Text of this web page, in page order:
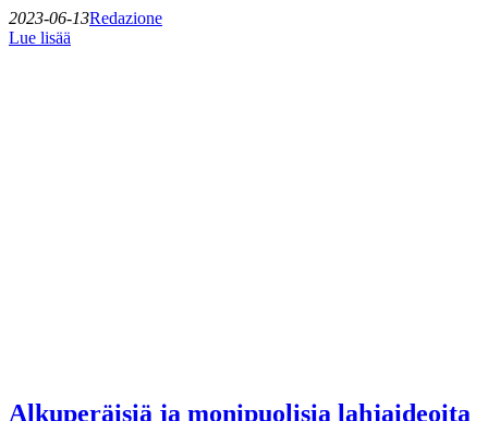
2023-06-13Redazione
Lue lisää
Alkuperäisiä ja monipuolisia lahjaideoita